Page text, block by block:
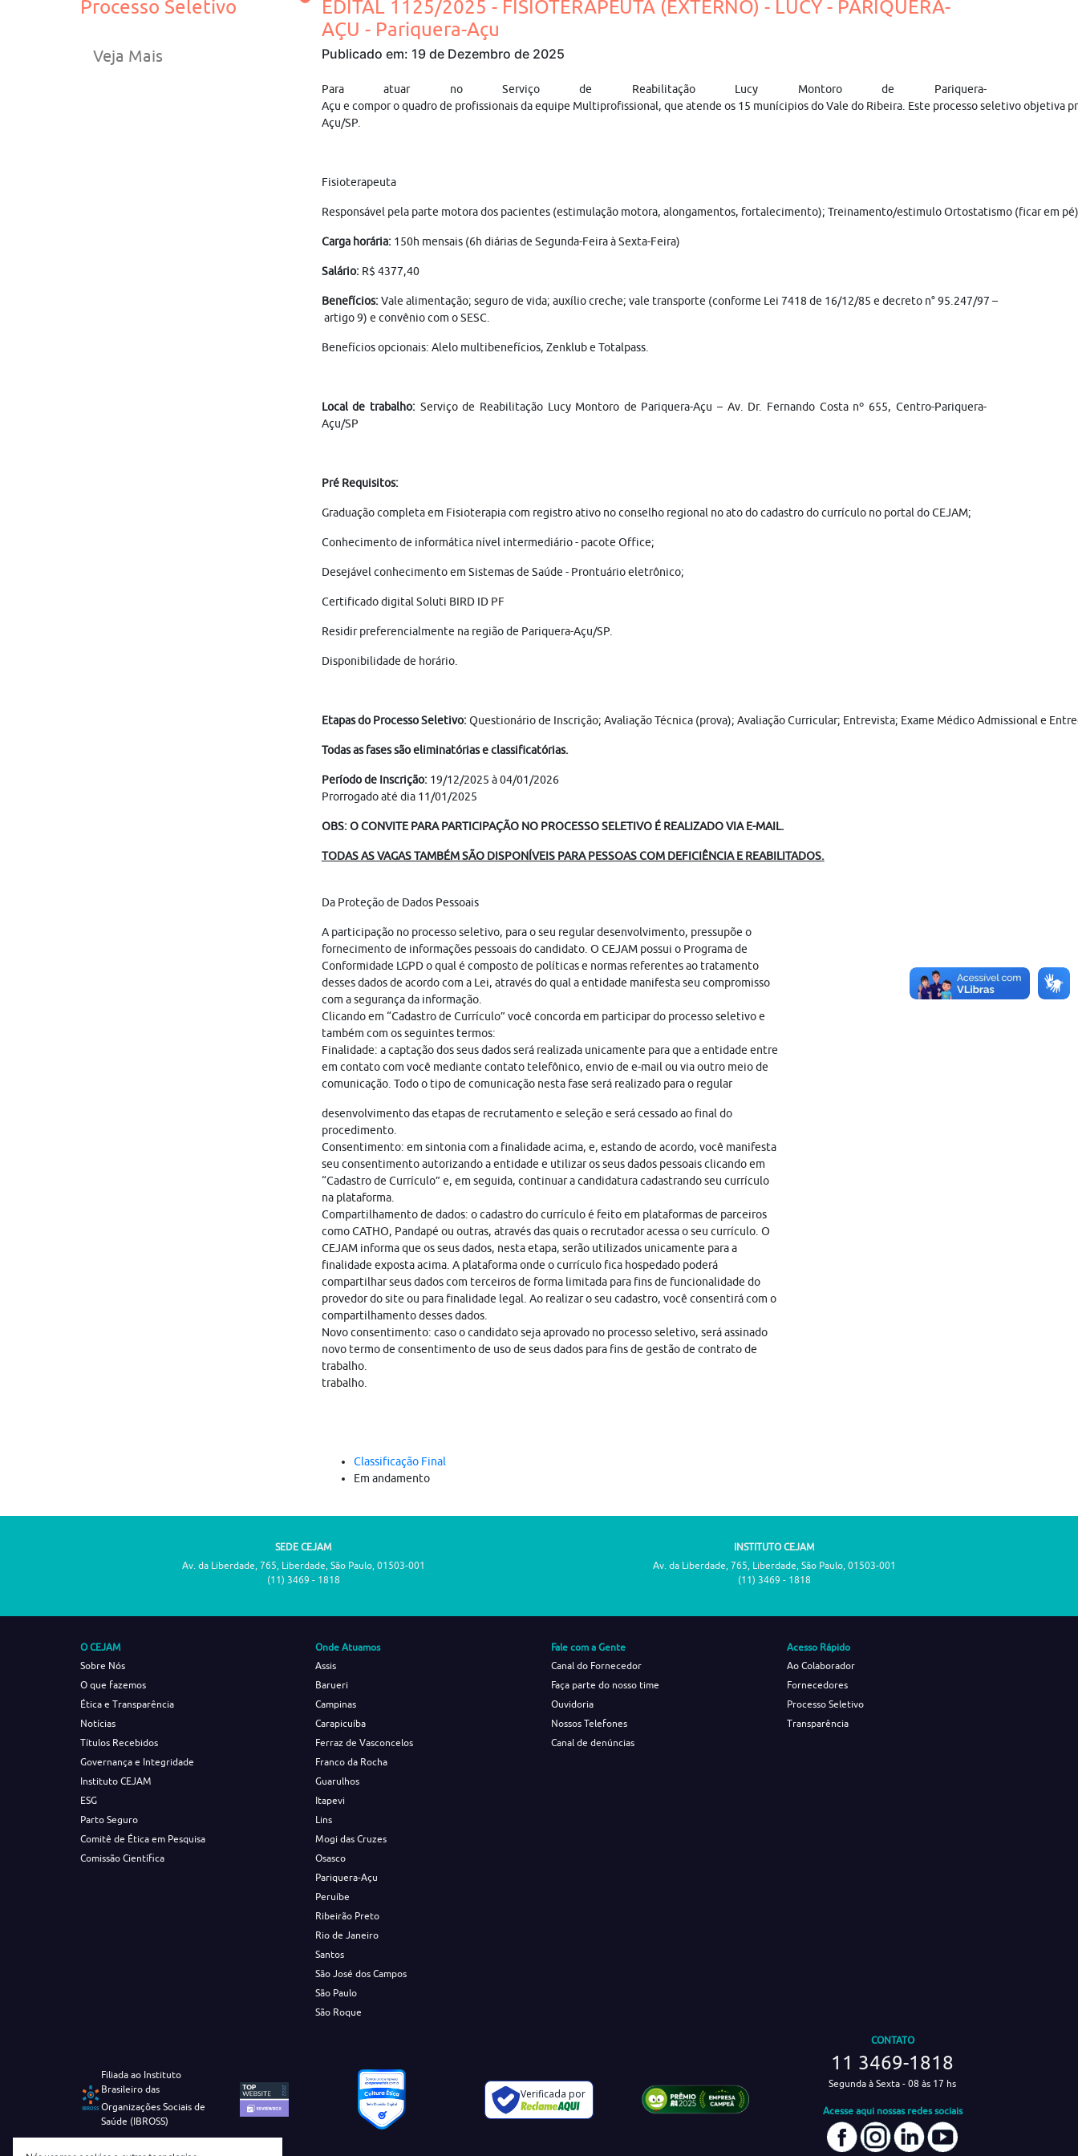
Processo Seletivo
Veja Mais
EDITAL 1125/2025 - FISIOTERAPEUTA (EXTERNO) - LUCY - PARIQUERA-
AÇU - Pariquera-Açu
Publicado em: 19 de Dezembro de 2025
Para atuar no Serviço de Reabilitação Lucy Montoro de Pariquera-
Açu e compor o quadro de profissionais da equipe Multiprofissional, que atende os 15 munícipios do Vale do Ribeira. Este processo seletivo
Açu/SP.
Fisioterapeuta
Responsável pela parte motora dos pacientes (estimulação motora, alongamentos, fortalecimento); Treinamento/estimulo Ortostatismo (ficar em
Carga horária: 150h mensais (6h diárias de Segunda-Feira à Sexta-Feira)
Salário:R$ 4377,40
Benefícios:Vale alimentação; seguro de vida; auxílio creche; vale transporte (conforme Lei 7418 de 16/12/85 e decreto n° 95.247/97 –
artigo 9) e convênio com o SESC.
Benefícios opcionais: Alelo multibenefícios, Zenklub e Totalpass.
Local de trabalho: Serviço de Reabilitação Lucy Montoro de Pariquera-Açu – Av. Dr. Fernando Costa nº 655, Centro-Pariquera-
Açu/SP
Pré Requisitos:
Graduação completa em Fisioterapia com registro ativo no conselho regional no ato do cadastro do currículo no portal do CEJAM;
Conhecimento de informática nível intermediário - pacote Office;
Desejável conhecimento em Sistemas de Saúde - Prontuário eletrônico;
Certificado digital Soluti BIRD ID PF
Residir preferencialmente na região de Pariquera-Açu/SP.
Disponibilidade de horário.
Etapas do Processo Seletivo:Questionário de Inscrição; Avaliação Técnica (prova); Avaliação Curricular; Entrevista; Exame Médico Admissional e
Todas as fases são eliminatórias e classificatórias.
Período de Inscrição:19/12/2025 à 04/01/2026
Prorrogado até dia 11/01/2025
OBS: O CONVITE PARA PARTICIPAÇÃO NO PROCESSO SELETIVO É REALIZADO VIA E-MAIL.
TODAS AS VAGAS TAMBÉM SÃO DISPONÍVEIS PARA PESSOAS COM DEFICIÊNCIA E REABILITADOS.
Da Proteção de Dados Pessoais
A participação no processo seletivo, para o seu regular desenvolvimento, pressupõe o
fornecimento de informações pessoais do candidato. O CEJAM possui o Programa de
Conformidade LGPD o qual é composto de políticas e normas referentes ao tratamento
desses dados de acordo com a Lei, através do qual a entidade manifesta seu compromisso
com a segurança da informação.
Clicando em “Cadastro de Currículo” você concorda em participar do processo seletivo e
também com os seguintes termos:
Finalidade: a captação dos seus dados será realizada unicamente para que a entidade entre
em contato com você mediante contato telefônico, envio de e-mail ou via outro meio de
comunicação. Todo o tipo de comunicação nesta fase será realizado para o regular
desenvolvimento das etapas de recrutamento e seleção e será cessado ao final do
procedimento.
Consentimento: em sintonia com a finalidade acima, e, estando de acordo, você manifesta
seu consentimento autorizando a entidade e utilizar os seus dados pessoais clicando em
“Cadastro de Currículo” e, em seguida, continuar a candidatura cadastrando seu currículo
na plataforma.
Compartilhamento de dados: o cadastro do currículo é feito em plataformas de parceiros
como CATHO, Pandapé ou outras, através das quais o recrutador acessa o seu currículo. O
CEJAM informa que os seus dados, nesta etapa, serão utilizados unicamente para a
finalidade exposta acima. A plataforma onde o currículo fica hospedado poderá
compartilhar seus dados com terceiros de forma limitada para fins de funcionalidade do
provedor do site ou para finalidade legal. Ao realizar o seu cadastro, você consentirá com o
compartilhamento desses dados.
Novo consentimento: caso o candidato seja aprovado no processo seletivo, será assinado
novo termo de consentimento de uso de seus dados para fins de gestão de contrato de
trabalho.
trabalho.
Classificação Final
Em andamento
SEDE CEJAM
Av. da Liberdade, 765, Liberdade, São Paulo, 01503-001
(11) 3469 - 1818
INSTITUTO CEJAM
Av. da Liberdade, 765, Liberdade, São Paulo, 01503-001
(11) 3469 - 1818
O CEJAM
Sobre Nós
O que fazemos
Ética e Transparência
Notícias
Títulos Recebidos
Governança e Integridade
Instituto CEJAM
ESG
Parto Seguro
Comitê de Ética em Pesquisa
Comissão Científica
Onde Atuamos
Assis
Barueri
Campinas
Carapicuíba
Ferraz de Vasconcelos
Franco da Rocha
Guarulhos
Itapevi
Lins
Mogi das Cruzes
Osasco
Pariquera-Açu
Peruíbe
Ribeirão Preto
Rio de Janeiro
Santos
São José dos Campos
São Paulo
São Roque
Fale com a Gente
Canal do Fornecedor
Faça parte do nosso time
Ouvidoria
Nossos Telefones
Canal de denúncias
Acesso Rápido
Ao Colaborador
Fornecedores
Processo Seletivo
Transparência
Filiada ao Instituto
Brasileiro das
Organizações Sociais de
Saúde (IBROSS)
Verificada por
CONTATO
11 3469-1818
Segunda à Sexta - 08 às 17 hs
Acesse aqui nossas redes sociais